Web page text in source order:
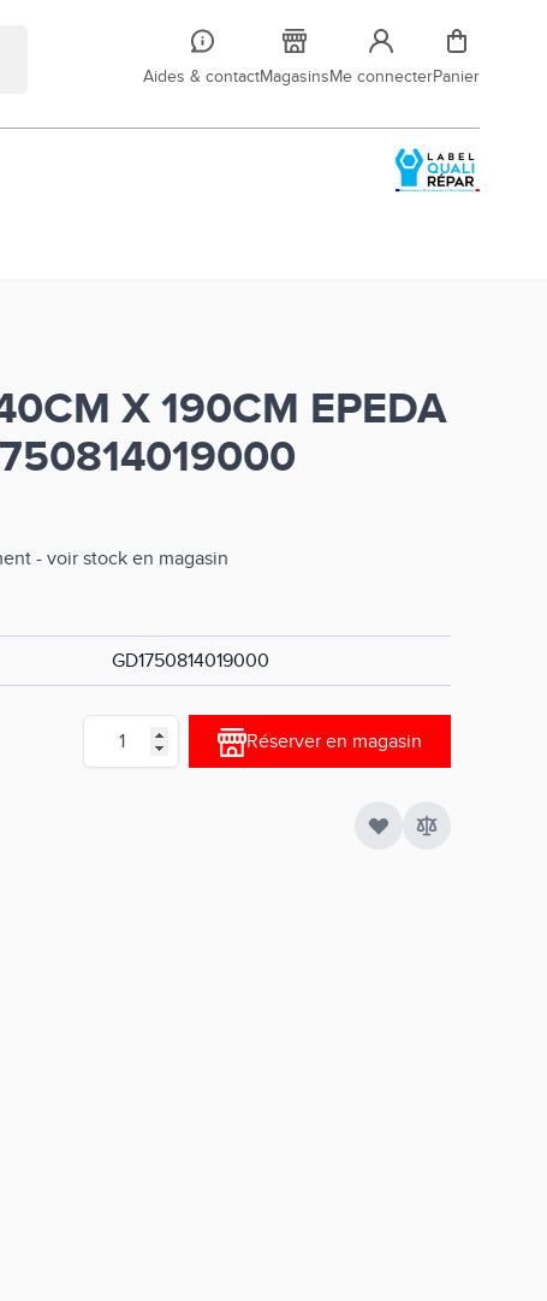
Aides & contactMagasinsMe connecterPanier
X 190CM EPEDA
- voir stock en magasin
GD1750814019000
Quantité
Réserver en magasin